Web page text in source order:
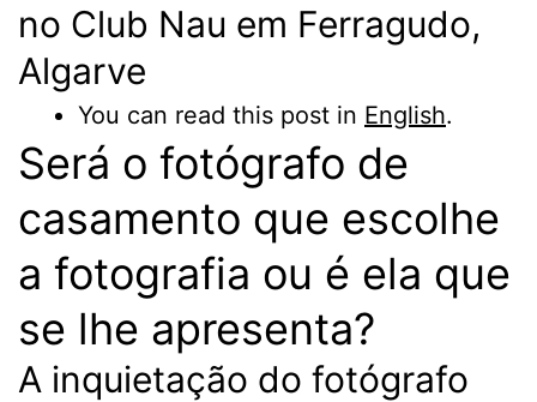
no Club Nau em Ferragudo,
Algarve
You can read this post in English.
Será o fotógrafo de
casamento que escolhe
a fotografia ou é ela que
se lhe apresenta?
A inquietação do fotógrafo